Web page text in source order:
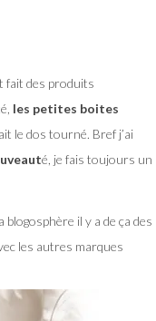
fait des produits
les petites boites
le dos tourné. Bref j’ai
é, je fais toujours un
il y a de ça des
les autres marques